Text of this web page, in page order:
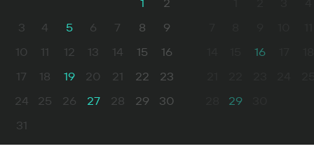
1
2
3
4 5 6 7 8
9
10
11 12 13 14 15
16
17
18 19 20 21 22
23
24
25 26 27 28 29
30
31
16
29